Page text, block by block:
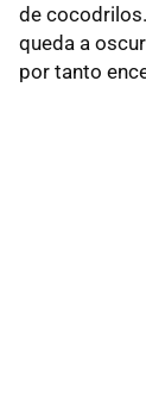
de
queda a
por tanto